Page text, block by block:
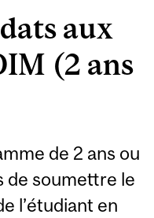
aux
(2 ans
de 2 ans ou
de soumettre le
l’étudiant en